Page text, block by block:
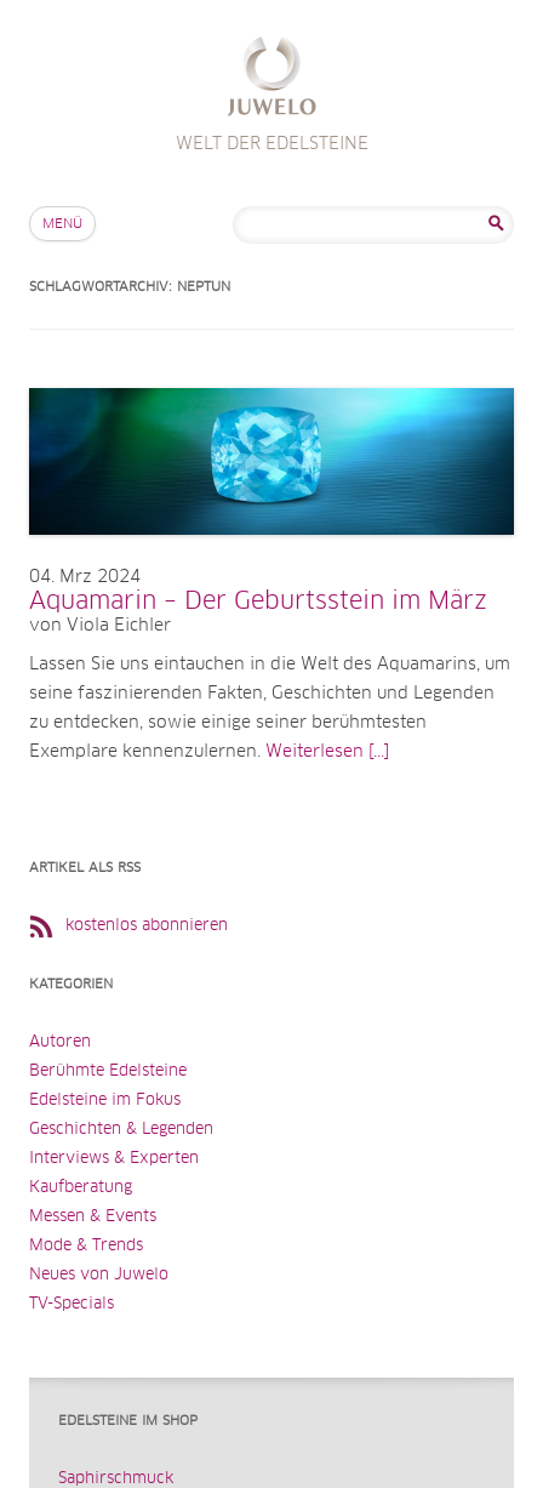
WELT DER EDELSTEINE
MENÜ
SCHLAGWORTARCHIV: NEPTUN
04 Mrz 2024
Aquamarin – Der Geburtsstein im März
von Viola Eichler
Lassen Sie uns eintauchen in die Welt des Aquamarins, um
seine faszinierenden Fakten, Geschichten und Legenden
zu entdecken, sowie einige seiner berühmtesten
Exemplare kennenzulernen. Weiterlesen [...]
ARTIKEL ALS RSS
kostenlos abonnieren
KATEGORIEN
Autoren
Berühmte Edelsteine
Edelsteine im Fokus
Geschichten & Legenden
Interviews & Experten
Kaufberatung
Messen & Events
Mode & Trends
Neues von Juwelo
TV-Specials
EDELSTEINE IM SHOP
Saphirschmuck